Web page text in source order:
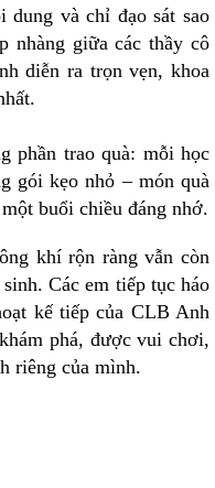
dung và chỉ đạo sát sao
nhàng giữa các thầy cô
diễn ra trọn vẹn, khoa
trao quà: mỗi học
gói kẹo nhỏ – món quà
buổi chiều đáng nhớ.
khí rộn ràng vẫn còn
Các em tiếp tục háo
kế tiếp của CLB Anh
phá, được vui chơi,
riêng của mình.